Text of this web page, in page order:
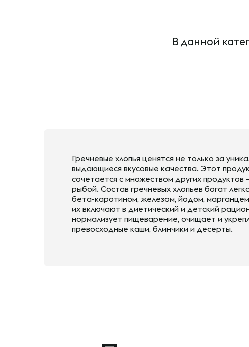
В данной
Гречневые хлопья ценятся не только за
выдающиеся вкусовые качества. Этот
сочетается с множеством других
рыбой. Состав гречневых хлопьев богат
бета-каротином, железом, йодом,
их включают в диетический и детский
нормализует пищеварение, очищает и
превосходные каши, блинчики и десерты.